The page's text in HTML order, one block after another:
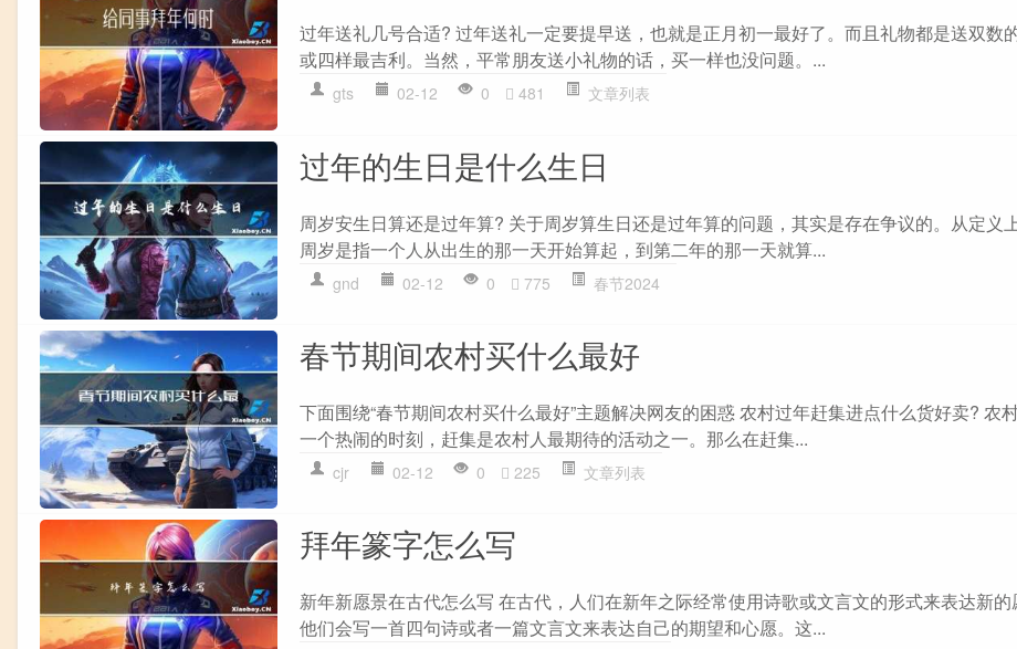
过年送礼几号合适? 过年送礼一定要提早送，也就是正月初一最好了。而且礼物都是送双数
或四样最吉利。当然，平常朋友送小礼物的话，买一样也没问题。...
gts 02-12 0 481 文章列表
过年的生日是什么生日
周岁安生日算还是过年算? 关于周岁算生日还是过年算的问题，其实是存在争议的。从定义
周岁是指一个人从出生的那一天开始算起，到第二年的那一天就算...
gnd 02-12 0 775 春节2024
春节期间农村买什么最好
下面围绕“春节期间农村买什么最好”主题解决网友的困惑 农村过年赶集进点什么货好卖? 农
一个热闹的时刻，赶集是农村人最期待的活动之一。那么在赶集...
cjr 02-12 0 225 文章列表
拜年篆字怎么写
新年新愿景在古代怎么写 在古代，人们在新年之际经常使用诗歌或文言文的形式来表达新的
他们会写一首四句诗或者一篇文言文来表达自己的期望和心愿。这...